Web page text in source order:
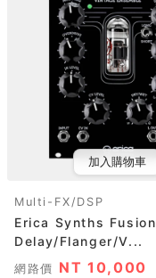
加入購物車
Multi-FX/DSP
Erica Synths Fusion
Delay/Flanger/V...
網路價 NT 10,000